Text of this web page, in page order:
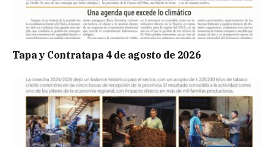
Tapa y Contratapa 4 de agosto de 2026